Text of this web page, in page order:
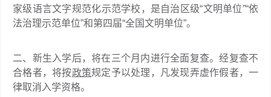
家级语言文字规范化示范学校，是自治区级“文明单位”“依
法治理示范单位”和第四届“全国文明单位”。
二、新生入学后，将在三个月内进行全面复查。经复查不
合格者，将按政策规定予以处理，凡发现弄虚作假者，一
律取消入学资格。